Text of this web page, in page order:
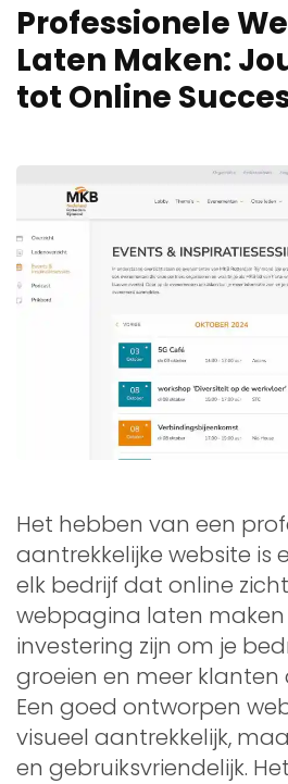
Professionele
Laten Maken:
tot Online
Het hebben van een
aantrekkelijke website is
elk bedrijf dat online
webpagina laten
investering zijn om je
groeien en meer klanten
Een goed ontworpen
visueel aantrekkelijk,
en gebruiksvriendelijk.